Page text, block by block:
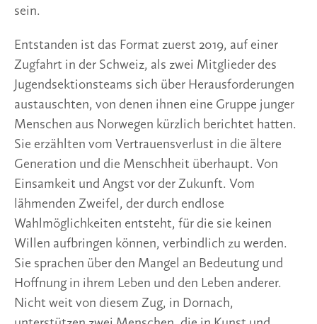
sein.
Entstanden ist das Format zuerst 2019, auf einer
Zugfahrt in der Schweiz, als zwei Mitglieder des
Jugendsektionsteams sich über Herausforderungen
austauschten, von denen ihnen eine Gruppe junger
Menschen aus Norwegen kürzlich berichtet hatten.
Sie erzählten vom Vertrauensverlust in die ältere
Generation und die Menschheit überhaupt. Von
Einsamkeit und Angst vor der Zukunft. Vom
lähmenden Zweifel, der durch endlose
Wahlmöglichkeiten entsteht, für die sie keinen
Willen aufbringen können, verbindlich zu werden.
Sie sprachen über den Mangel an Bedeutung und
Hoffnung in ihrem Leben und den Leben anderer.
Nicht weit von diesem Zug, in Dornach,